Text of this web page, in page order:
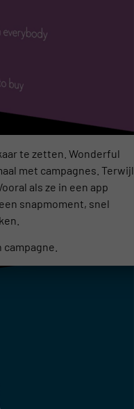
te zetten. Wonderful
met campagnes. Terwijl
als ze in een app
snapmoment, snel